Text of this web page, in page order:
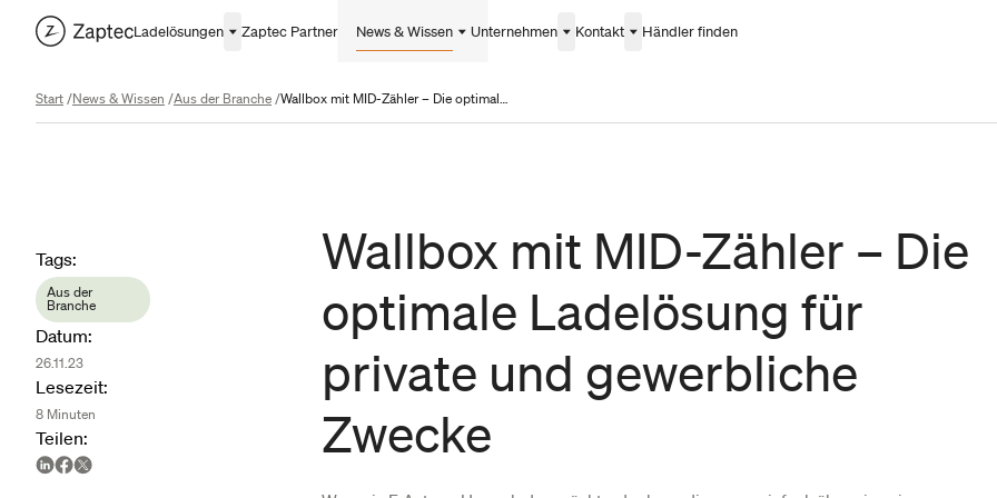
Ladelösungen Zaptec Partner News & Wissen Unternehmen Kontakt Händler finden
Start/News & Wissen /Aus der Branche/ Wallbox mit MID-Zähler – Die optimale Ladelösung für private und gewerbliche Zwecke
Wallbox mit MID-Zähler – Die
optimale Ladelösung für
private und gewerbliche
Zwecke
Article metadata
Tags:
Aus der
Branche
Datum:
26.11.23
Lesezeit:
8 Minuten
Teilen: